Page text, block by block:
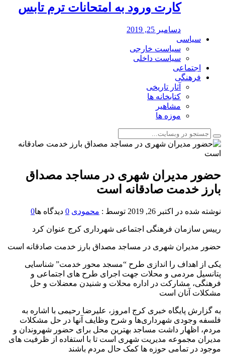
کارت ورود به امتحانات ترم تابس
دسامبر 25, 2019
سیاسی
سیاست خارجی
سیاست داخلی
اجتماعی
فرهنگی
آثار تاریخی
کتابخانه ها
مشاهیر
موزه ها
حضور مدیران شهری در مساجد مصداق
بارز خدمت صادقانه است
نوشته شده در اکتبر 26, 2019 توسط : محمودی 0 دیدگاه ها0
رییس سازمان فرهنگی اجتماعی شهرداری کرج عنوان کرد
حضور مدیران شهری در مساجد مصداق بارز خدمت صادقانه است
یکی از اهداف را اندازی طرح “مسجد محور خدمت” شناسایی
پتانسیل مردمی و محلات جهت اجرای طرح های اجتماعی و
فرهنگی، مشارکت در اداره محلات و شنیدن معضلات و حل
مشکلات آنان است
به گزارش پایگاه خبری کرج امروز، علیرضا رحیمی با اشاره به
فلسفه وجودی شهرداری‌ها و شرح وظایف آنها در حل مشکلات
مردم، اظهار داشت مساجد بهترین محل برای حضور شهروندان و
مدیران مجموعه مدیریت شهری است تا با استفاده از ظرفیت های
موجود در تمامی حوزه ها کمک حال مردم باشند